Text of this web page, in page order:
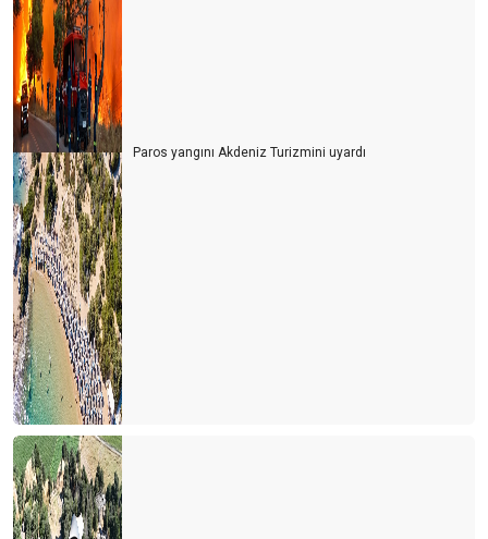
Avrupa ve Rusya siyasetinin Türk turizmine yol vermesi
bekleniyor
Her kafadan bir ses çıkıyor
Turiste serbest vatandaşa yasak
Turizmcinin işi papatya falına kaldı
Paros yangını Akdeniz Turizmini uyardı